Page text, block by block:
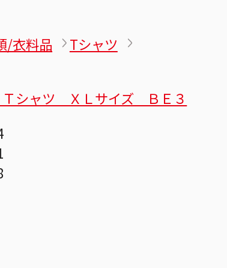
/衣料品 Tシャツ
Ｔシャツ ＸＬサイズ ＢＥ３